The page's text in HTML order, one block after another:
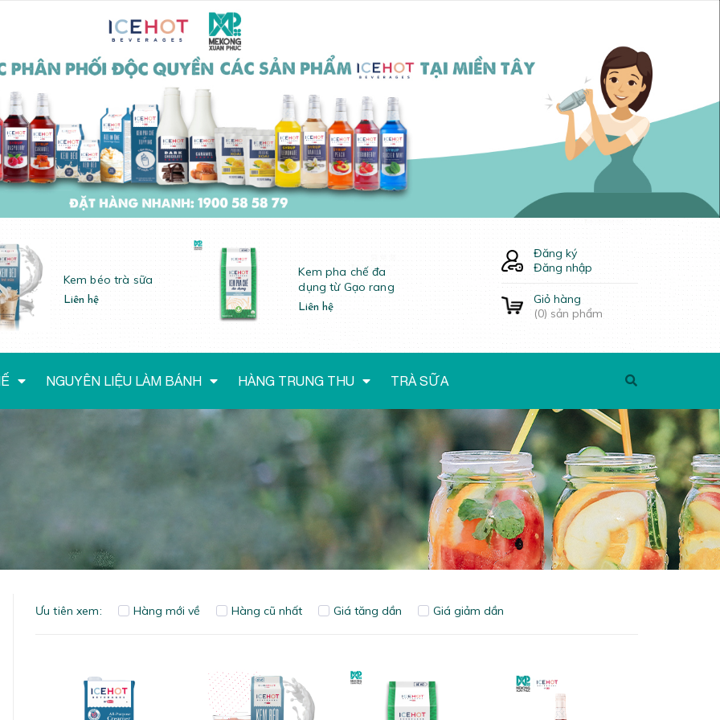
Kem béo trà sữa
Liên hệ
Kem pha chế đa
dụng từ Gạo rang
Liên hệ
Đăng ký
Đăng nhập
Giỏ hàng
(0) sản phẩm
NGUYÊN LIỆU LÀM BÁNH HÀNG TRUNG THU TRÀ SỮA
Ưu tiên xem: Hàng mới về Hàng cũ nhất Giá tăng dần Giá giảm dần